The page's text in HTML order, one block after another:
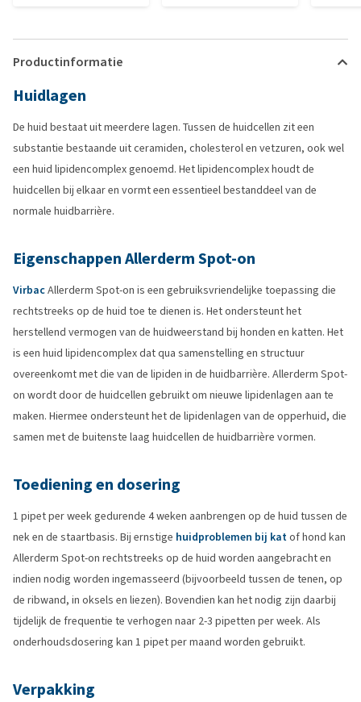
Productinformatie
Huidlagen
De huid bestaat uit meerdere lagen. Tussen de huidcellen zit een
substantie bestaande uit ceramiden, cholesterol en vetzuren, ook wel
een huid lipidencomplex genoemd. Het lipidencomplex houdt de
huidcellen bij elkaar en vormt een essentieel bestanddeel van de
normale huidbarrière.
Eigenschappen Allerderm Spot-on
VirbacAllerderm Spot-on is een gebruiksvriendelijke toepassing die
rechtstreeks op de huid toe te dienen is. Het ondersteunt het
herstellend vermogen van de huidweerstand bij honden en katten. Het
is een huid lipidencomplex dat qua samenstelling en structuur
overeenkomt met die van de lipiden in de huidbarrière. Allerderm Spot-
on wordt door de huidcellen gebruikt om nieuwe lipidenlagen aan te
maken. Hiermee ondersteunt het de lipidenlagen van de opperhuid, die
samen met de buitenste laag huidcellen de huidbarrière vormen.
Toediening en dosering
1 pipet per week gedurende 4 weken aanbrengen op de huid tussen de
nek en de staartbasis. Bij ernstige huidproblemen bij katof hond kan
Allerderm Spot-on rechtstreeks op de huid worden aangebracht en
indien nodig worden ingemasseerd (bijvoorbeeld tussen de tenen, op
de ribwand, in oksels en liezen). Bovendien kan het nodig zijn daarbij
tijdelijk de frequentie te verhogen naar 2-3 pipetten per week. Als
onderhoudsdosering kan 1 pipet per maand worden gebruikt.
Verpakking